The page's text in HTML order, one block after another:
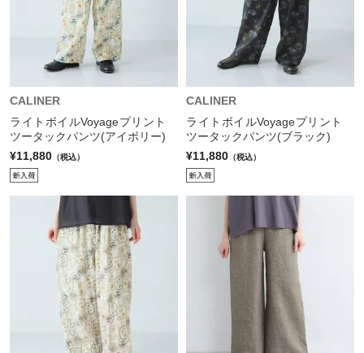
CALINER
ライトボイルVoyageプリント
ツータックパンツ(アイボリー)
¥11,880 （税込）
CALINER
ライトボイルVoyageプリント
ツータックパンツ(ブラック)
¥11,880 （税込）